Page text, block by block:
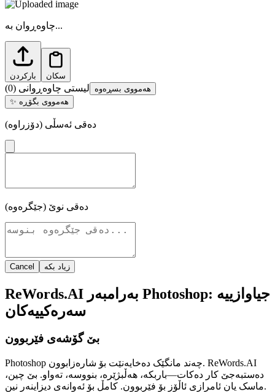
چاوەڕوان بە...
بارکردن سکان
لیستی چاوەڕوانی (
0
)
هەمووی بسڕەوە
✨ هەمووی بگۆڕە
دەقی ئەسڵی (دۆزراوە)
دەقی نوێ (جێگرەوە)
Cancel زیاد بکە
ReWords.AI بەرامبەر Photoshop: جیاوازییە
سەرەکییەکان
بێ گۆشەی فێربوون
Photoshop چەند مانگێک دەخایەنێت بۆ شارەزابوون. ReWords.AI
دەستبەجێ کار دەکات—باربکە، هەڵبژێرە، بنووسە، تەواو. بێ چین،
ماسک یان ئامرازی ئاڵۆز بۆ فێربوون. کامڵ بۆ ئەوانەی دیزاینەر نین.